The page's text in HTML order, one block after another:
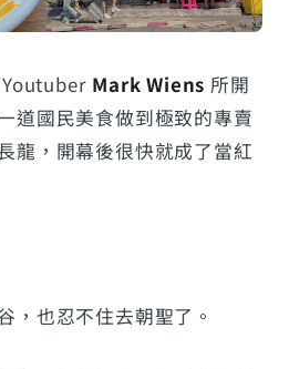
Mark Wiens 所開
道國民美食做到極致的專賣
龍，開幕後很快就成了當紅
，也忍不住去朝聖了。